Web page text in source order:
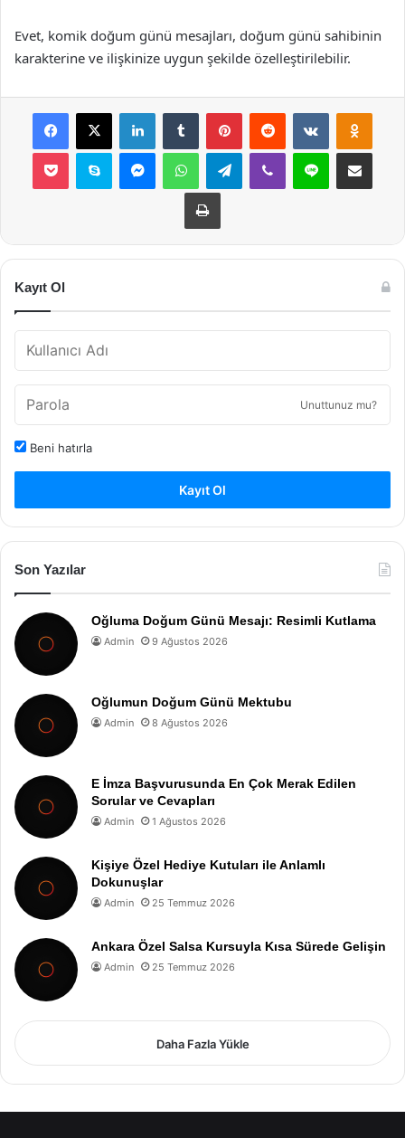
Evet, komik doğum günü mesajları, doğum günü sahibinin
karakterine ve ilişkinize uygun şekilde özelleştirilebilir.
Facebook
X LinkedInTumblr PinterestReddit VKontakte
Pocket Skype MessengerWhatsAppTelegramViber Line E-Posta ile
Yazdır
Kayıt Ol
Unuttunuz mu?
Beni hatırla
Kayıt Ol
Son Yazılar
Oğluma Doğum Günü Mesajı: Resimli Kutlama
Admin 9 Ağustos 2026
Oğlumun Doğum Günü Mektubu
Admin 8 Ağustos 2026
E İmza Başvurusunda En Çok Merak Edilen
Sorular ve Cevapları
Admin 1 Ağustos 2026
Kişiye Özel Hediye Kutuları ile Anlamlı
Dokunuşlar
Admin 25 Temmuz 2026
Ankara Özel Salsa Kursuyla Kısa Sürede Gelişin
Admin 25 Temmuz 2026
Daha Fazla Yükle